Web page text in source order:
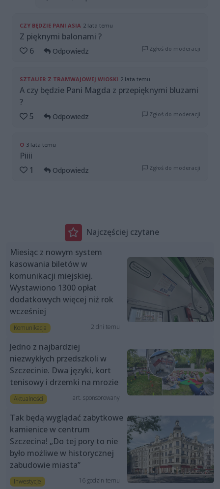
CZY BĘDZIE PANI ASIA 2 lata temu
Z pięknymi balonami ?
6
Odpowiedz Zgłoś do moderacji
SZTAUER Z TRAMWAJOWEJ WIOSKI 2 lata temu
A czy będzie Pani Magda z przepięknymi bluzami
?
5
Odpowiedz Zgłoś do moderacji
O 3 lata temu
Piiii
1
Odpowiedz Zgłoś do moderacji
Najczęściej czytane
Miesiąc z nowym system
kasowania biletów w
komunikacji miejskiej.
Wystawiono 1300 opłat
dodatkowych więcej niż rok
wcześniej
Komunikacja 2 dni temu
Jedno z najbardziej
niezwykłych przedszkoli w
Szczecinie. Dwa języki, kort
tenisowy i drzemki na mrozie
Aktualności art. sponsorowany
Tak będą wyglądać zabytkowe
kamienice w centrum
Szczecina! „Do tej pory to nie
było możliwe w historycznej
zabudowie miasta”
Inwestycje 16 godzin temu